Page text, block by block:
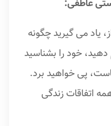
عاطفی:
یاد می گیرید چگونه
دهید، خود را بشناسید
پی خواهید برد.
اتفاقات زندگی